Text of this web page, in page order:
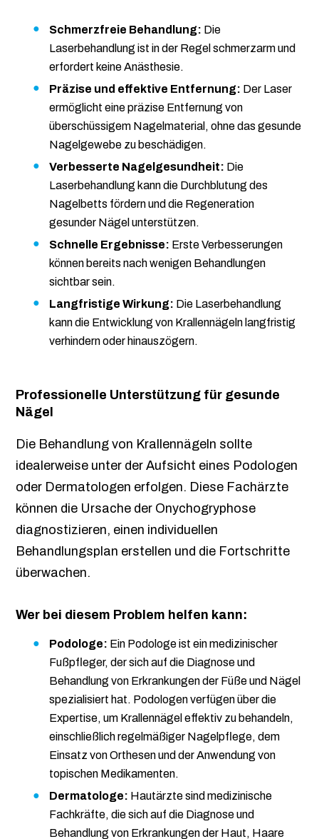
Schmerzfreie Behandlung: Die
Laserbehandlung ist in der Regel schmerzarm und
erfordert keine Anästhesie.
Präzise und effektive Entfernung: Der Laser
ermöglicht eine präzise Entfernung von
überschüssigem Nagelmaterial, ohne das gesunde
Nagelgewebe zu beschädigen.
Verbesserte Nagelgesundheit: Die
Laserbehandlung kann die Durchblutung des
Nagelbetts fördern und die Regeneration
gesunder Nägel unterstützen.
Schnelle Ergebnisse: Erste Verbesserungen
können bereits nach wenigen Behandlungen
sichtbar sein.
Langfristige Wirkung: Die Laserbehandlung
kann die Entwicklung von Krallennägeln langfristig
verhindern oder hinauszögern.
Professionelle Unterstützung für gesunde
Nägel
Die Behandlung von Krallennägeln sollte
idealerweise unter der Aufsicht eines Podologen
oder Dermatologen erfolgen. Diese Fachärzte
können die Ursache der Onychogryphose
diagnostizieren, einen individuellen
Behandlungsplan erstellen und die Fortschritte
überwachen.
Wer bei diesem Problem helfen kann:
Podologe: Ein Podologe ist ein medizinischer
Fußpfleger, der sich auf die Diagnose und
Behandlung von Erkrankungen der Füße und Nägel
spezialisiert hat. Podologen verfügen über die
Expertise, um Krallennägel effektiv zu behandeln,
einschließlich regelmäßiger Nagelpflege, dem
Einsatz von Orthesen und der Anwendung von
topischen Medikamenten.
Dermatologe: Hautärzte sind medizinische
Fachkräfte, die sich auf die Diagnose und
Behandlung von Erkrankungen der Haut, Haare